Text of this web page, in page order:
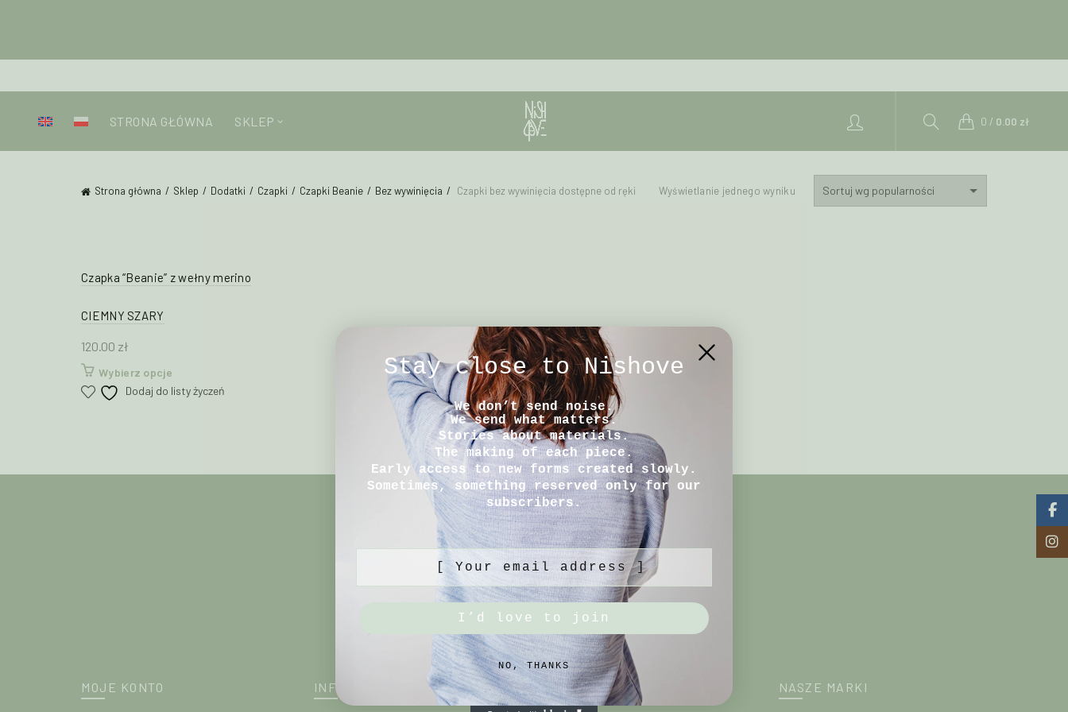
STRONA GŁÓWNA SKLEP 0 / 0.00 zł
Strona główna Sklep Dodatki Czapki Czapki Beanie Bez wywinięcia Czapki bez wywinięcia dostępne od ręki Wyświetlanie jednego wyniku
Czapka “Beanie” z wełny merino
CIEMNY SZARY
120.00 zł
Wybierz opcjeTen
produkt
można
Dodaj do listy życzeń
MOJE KONTO INFORMACJE NISHOVE NASZE MARKI
Stay close to Nishove
We don’t send noise.
We send what matters.
Stories about materials.
The making of each piece.
Early access to new forms created slowly.
Sometimes, something reserved only for our
subscribers.
[ Your email address ]
I’d love to join
NO, THANKS